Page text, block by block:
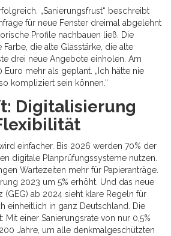
„Sanierungsfrust“ beschreibt
für neue Fenster dreimal abgelehnt
Profile nachbauen ließ. Die
die alte Glasstärke, die alte
drei neue Angebote einholen. Am
Euro mehr als geplant. „Ich hätte nie
kompliziert sein können.“
Digitalisierung
einfacher. Bis 2026 werden 70% der
digitale Planprüfungssysteme nutzen.
Wartezeiten mehr für Papieranträge.
2023 um 5% erhöht. Und das neue
(GEG) ab 2024 sieht klare Regeln für
einheitlich in ganz Deutschland. Die
Mit einer Sanierungsrate von nur 0,5%
Jahre, um alle denkmalgeschützten